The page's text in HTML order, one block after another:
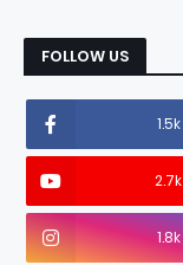
FOLLOW US
1.5k
2.7k
1.8k